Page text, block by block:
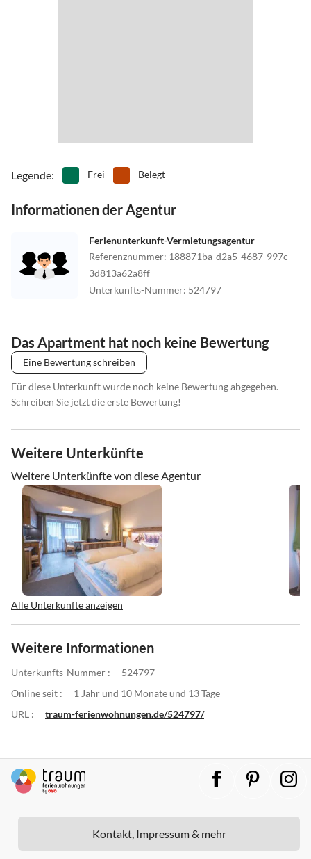
Legende: Frei Belegt
Informationen der Agentur
Ferienunterkunft-Vermietungsagentur
Referenznummer: 188871ba-d2a5-4687-997c-
3d813a62a8ff
Unterkunfts-Nummer: 524797
Das Apartment hat noch keine Bewertung
Eine Bewertung schreiben
Für diese Unterkunft wurde noch keine Bewertung abgegeben.
Schreiben Sie jetzt die erste Bewertung!
Weitere Unterkünfte
Weitere Unterkünfte von diese Agentur
Alle Unterkünfte anzeigen
Weitere Informationen
Unterkunfts-Nummer :
524797
Online seit :
1 Jahr und 10 Monate und 13 Tage
URL :
traum-ferienwohnungen.de/524797/
Kontakt, Impressum & mehr